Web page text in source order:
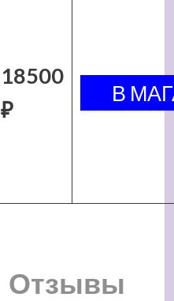
18500
₽
Отзывы